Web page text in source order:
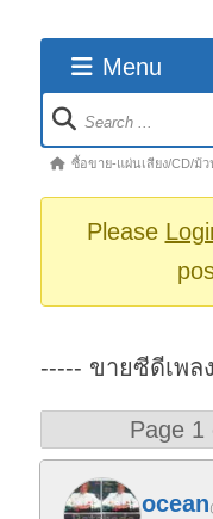
Menu
Forum
Navigation
Forumซื้อขาย-แผ่นเสียง/CD/ม้ว
Please
----- ขายซีดีเพล
Page 1
ocean